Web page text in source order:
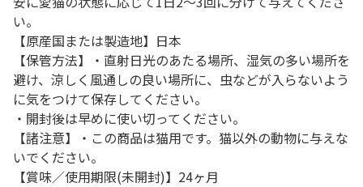
い。
【原産国または製造地】日本
【保管方法】・直射日光のあたる場所、湿気の多い場所を
避け、涼しく風通しの良い場所に、虫などが入らないよう
に気をつけて保存してください。
・開封後は早めに使い切ってください。
【諸注意】・この商品は猫用です。猫以外の動物に与えな
いでください。
【賞味／使用期限(未開封)】24ヶ月